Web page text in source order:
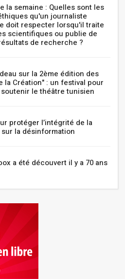
la semaine : Quelles sont les
qu'un journaliste
doit respecter lorsqu'il traite
scientifiques ou publie de
de recherche ?
sur la 2ème édition des
la Création" : un festival pour
le théâtre tunisien
protéger l’intégrité de la
la désinformation
a été découvert il y a 70 ans